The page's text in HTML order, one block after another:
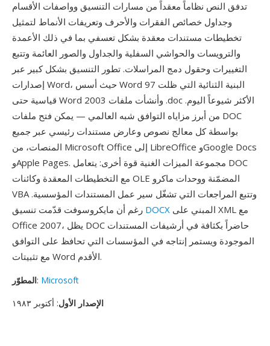
تدفق النص نظاماً معقداً من مسارات التنسيق وواصفات الأقسام
وجداول خصائص الفقرات والأحرف وتعريفات الأنماط لتمثيل
تخطيطات مستندات معقدة بشكل تعسفي بما في ذلك الأعمدة
والترويسات والحواشي السفلية والجداول والصور العائمة وتتبع
التغييرات وحقول دمج المراسلات. تطور التنسيق بشكل كبير عبر
إصدارات Word، حيث أسس Word 97 البنية الثنائية التي ظلت
قياسية حتى Word 2003 وأنشأت ملفات .doc الأكثر شيوعاً اليوم.
من أبرز مزاياه التوافق شبه العالمي — يمكن فتح ملفات DOC
بواسطة كل معالج نصوص وعارض مستندات رئيسي عبر جميع
المنصات، من Microsoft Office إلى LibreOffice وGoogle Docs
وApple Pages. مجموعة الميزات الغنية قوة أخرى: يتعامل DOC
مع التخطيطات المعقدة وكائنات OLE المضمّنة ووحدات ماكرو
VBA وتتبع المراجعات التي تشغّل سير عمل المستندات المؤسسية.
DOCX
Office 2007، يظل DOC حاضراً بكثافة في أرشيفات المستندات
الموجودة ويستمر إنتاجه في المؤسسات التي تحافظ على التوافق
مع تثبيتات Word الأقدم.
المطوّر: Microsoft
الإصدار الأول: أكتوبر ١٩٨٣